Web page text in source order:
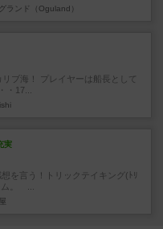
ランド（Oguland）
ブ海！ プレイヤーは船長として
・17...
実
を言う！トリックテイキング(ﾄﾘ
ム。 ...